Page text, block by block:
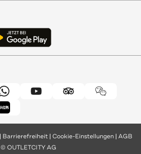
Barrierefreiheit Cookie-Einstellungen AGB
© OUTLETCITY AG